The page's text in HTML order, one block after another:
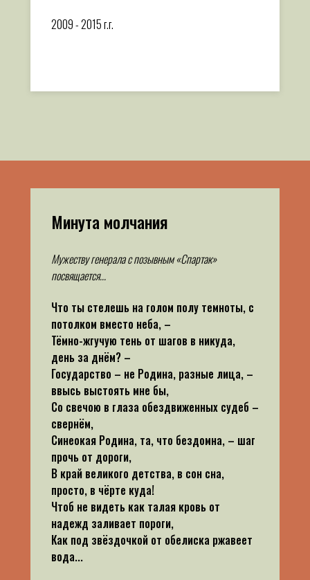
2009 - 2015 г.г.
Минута молчания
Мужеству генерала с позывным «Спартак»
посвящается...
Что ты стелешь на голом полу темноты, с
потолком вместо неба, –
Тёмно-жгучую тень от шагов в никуда,
день за днём? –
Государство – не Родина, разные лица, –
ввысь выстоять мне бы,
Со свечою в глаза обездвиженных судеб –
свернём,
Синеокая Родина, та, что бездомна, – шаг
прочь от дороги,
В край великого детства, в сон сна,
просто, в чёрте куда!
Чтоб не видеть как талая кровь от
надежд заливает пороги,
Как под звёздочкой от обелиска ржавеет
вода...